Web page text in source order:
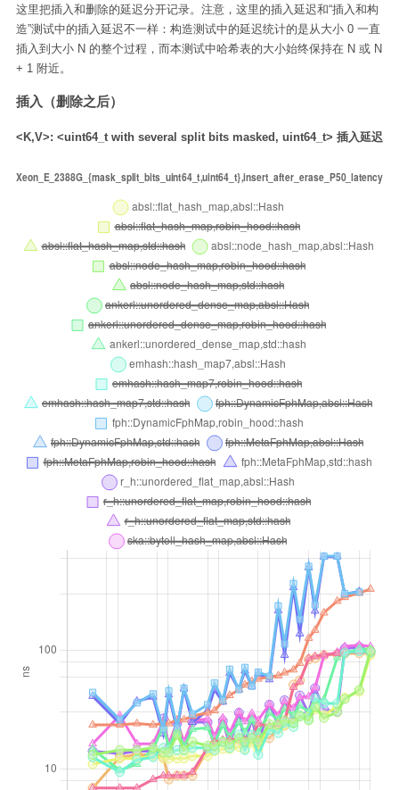
这里把插入和删除的延迟分开记录。注意，这里的插入延迟和“插入和构
造”测试中的插入延迟不一样：构造测试中的延迟统计的是从大小 0 一直
插入到大小 N 的整个过程，而本测试中哈希表的大小始终保持在 N 或 N
+ 1 附近。
插入（删除之后）
<K,V>: <uint64_t with several split bits masked, uint64_t> 插入延迟